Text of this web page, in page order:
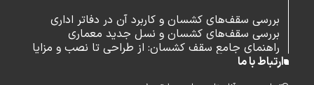
بررسی سقف‌های کشسان و کاربرد آن در دفاتر اداری
بررسی سقف‌های کشسان و نسل جدید معماری
راهنمای جامع سقف کشسان: از طراحی تا نصب و مزایا
ارتباط با ما